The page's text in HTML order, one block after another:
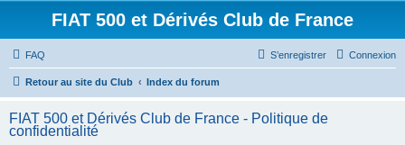
FIAT 500 et Dérivés Club de France
FAQ Connexion
S’enregistrer
Retour au site du Club Index du forum
FIAT 500 et Dérivés Club de France - Politique de
confidentialité